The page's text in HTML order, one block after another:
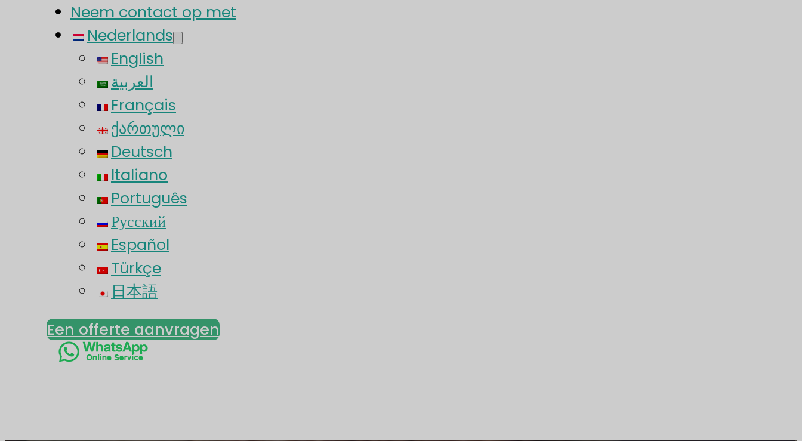
Neem contact op met
Nederlands
English
العربية
Français
ქართული
Deutsch
Italiano
Português
Русский
Español
Türkçe
日本語
Een offerte aanvragen